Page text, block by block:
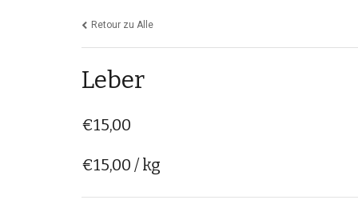
Retour zu Alle
Leber
€15,00
€15,00 /kg